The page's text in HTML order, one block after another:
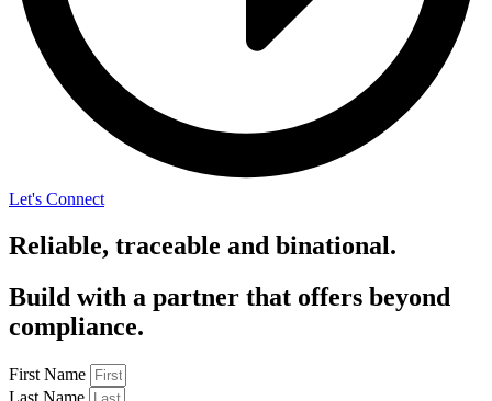
Let's Connect
Reliable, traceable and binational.
Build with a partner that offers beyond
compliance.
First Name
Last Name